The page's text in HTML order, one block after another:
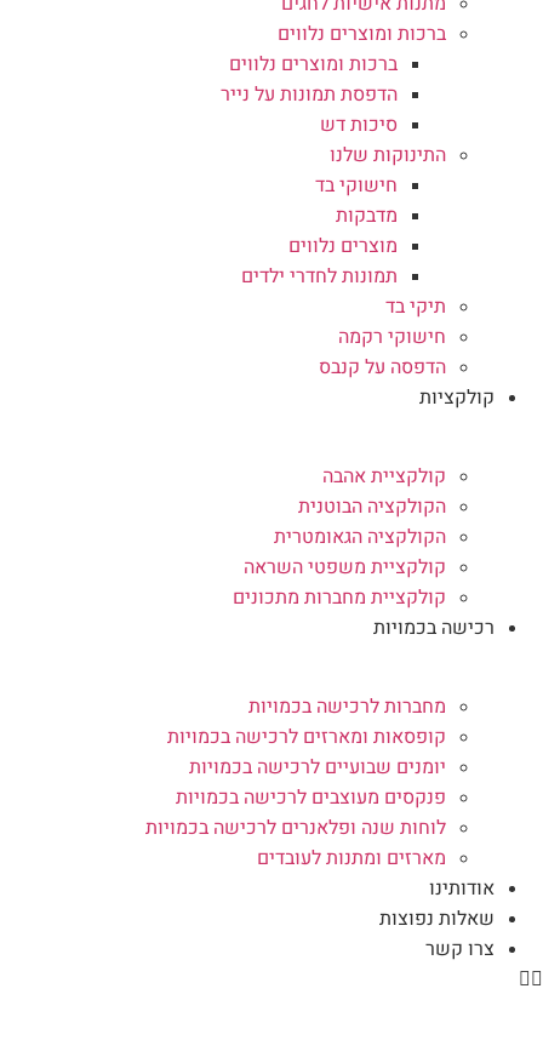
ברכות ומוצרים נלווים
ברכות ומוצרים נלווים
הדפסת תמונות על נייר
סיכות דש
התינוקות שלנו
חישוקי בד
מדבקות
מוצרים נלווים
תמונות לחדרי ילדים
תיקי בד
חישוקי רקמה
הדפסה על קנבס
קולקציות
קולקציית אהבה
הקולקציה הבוטנית
הקולקציה הגאומטרית
קולקציית משפטי השראה
קולקציית מחברות מתכונים
רכישה בכמויות
מחברות לרכישה בכמויות
קופסאות ומארזים לרכישה בכמויות
יומנים שבועיים לרכישה בכמויות
פנקסים מעוצבים לרכישה בכמויות
לוחות שנה ופלאנרים לרכישה בכמויות
מארזים ומתנות לעובדים
אודותינו
שאלות נפוצות
צרו קשר